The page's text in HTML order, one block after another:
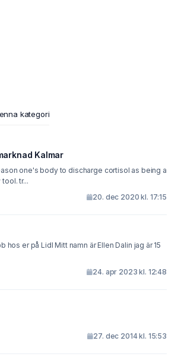
kategori
Kalmar
one's body to discharge cortisol as being a
tr...
20. dec 2020 kl. 17:15
namn är Ellen Dalin jag är 15
24. apr 2023 kl. 12:48
27. dec 2014 kl. 15:53